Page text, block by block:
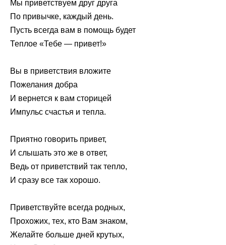
Мы приветствуем друг друга
По привычке, каждый день.
Пусть всегда вам в помощь будет
Теплое «Тебе — привет!»
Вы в приветствия вложите
Пожелания добра
И вернется к вам сторицей
Импульс счастья и тепла.
Приятно говорить привет,
И слышать это же в ответ,
Ведь от приветствий так тепло,
И сразу все так хорошо.
Приветствуйте всегда родных,
Прохожих, тех, кто Вам знаком,
Желайте больше дней крутых,